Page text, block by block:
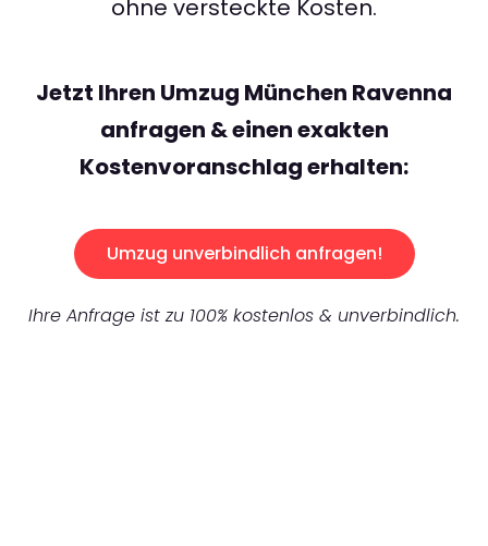
ohne versteckte Kosten.
Jetzt Ihren Umzug München Ravenna
anfragen & einen exakten
Kostenvoranschlag erhalten:
Umzug unverbindlich anfragen!
Ihre Anfrage ist zu 100% kostenlos & unverbindlich.